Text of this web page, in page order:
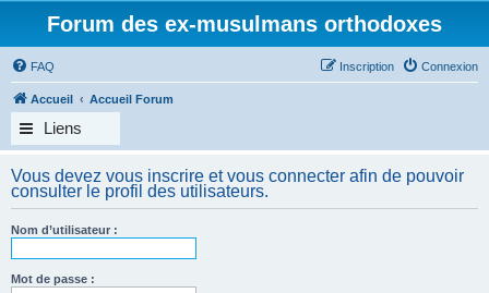
Forum des ex-musulmans orthodoxes
FAQ Connexion
Inscription
Accueil Accueil Forum
Liens
Vous devez vous inscrire et vous connecter afin de pouvoir
consulter le profil des utilisateurs.
Nom d’utilisateur :
Mot de passe :